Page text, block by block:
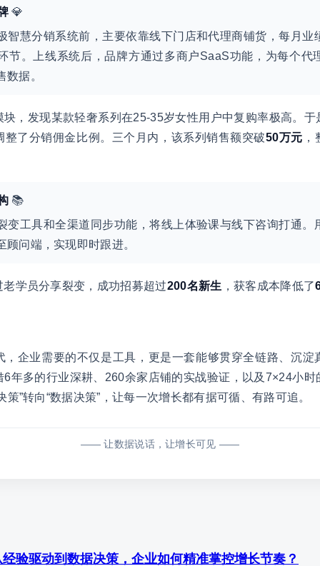
💎
智慧分销系统前，主要依靠线下门店和代理商铺货，每月业
节。上线系统后，品牌方通过多商户SaaS功能，为每个代
据。
，发现某款轻奢系列在25-35岁女性用户中复购率极高。
整了分销佣金比例。三个月内，该系列销售额突破50万元
📚
变工具和全渠道同步功能，将线上体验课与线下咨询打通。
顾问端，实现即时跟进。
学员分享裂变，成功招募超过200名新生 ，获客成本降低了
，企业需要的不仅是工具，更是一套能够贯穿全链路、沉淀
6年多的行业深耕、260余家店铺的实战验证，以及7×24小时
策”转向“数据决策”，让每一次增长都有据可循、有路可追。
—— 让数据说话，让增长可见 ——
验驱动到数据决策，企业如何精准掌控增长节奏？